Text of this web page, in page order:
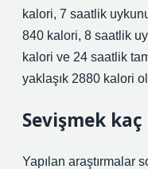
kalori, 7 saatlik
840 kalori, 8 saatlik
kalori ve 24 saatlik
yaklaşık 2880 kalori
Sevişmek
Yapılan araştırmalar